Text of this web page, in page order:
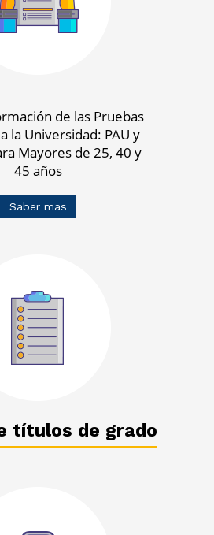
de las Pruebas
la Universidad: PAU y
Mayores de 25, 40 y
45 años
Saber mas
títulos de grado